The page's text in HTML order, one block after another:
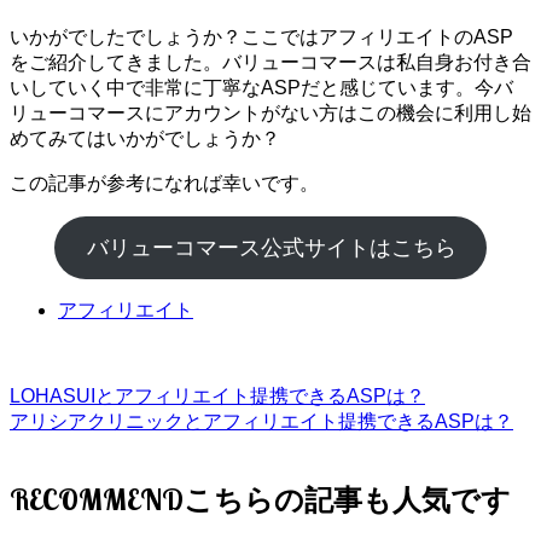
いかがでしたでしょうか？ここではアフィリエイトのASP
をご紹介してきました。バリューコマースは私自身お付き合
いしていく中で非常に丁寧なASPだと感じています。今バ
リューコマースにアカウントがない方はこの機会に利用し始
めてみてはいかがでしょうか？
この記事が参考になれば幸いです。
バリューコマース公式サイトはこちら
アフィリエイト
LOHASUIとアフィリエイト提携できるASPは？
アリシアクリニックとアフィリエイト提携できるASPは？
RECOMMEND